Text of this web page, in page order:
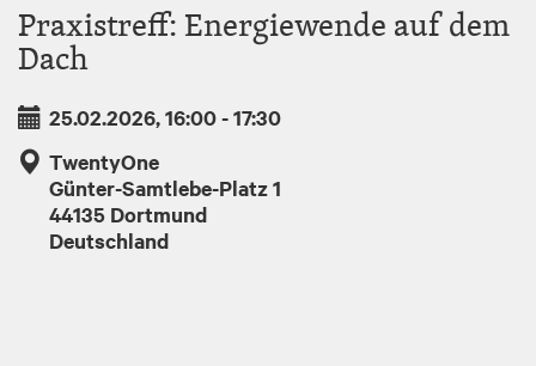
Praxistreff: Energiewende auf dem
Dach
25.02.2026, 16:00-17:30
TwentyOne
Günter-Samtlebe-Platz 1
44135 Dortmund
Deutschland